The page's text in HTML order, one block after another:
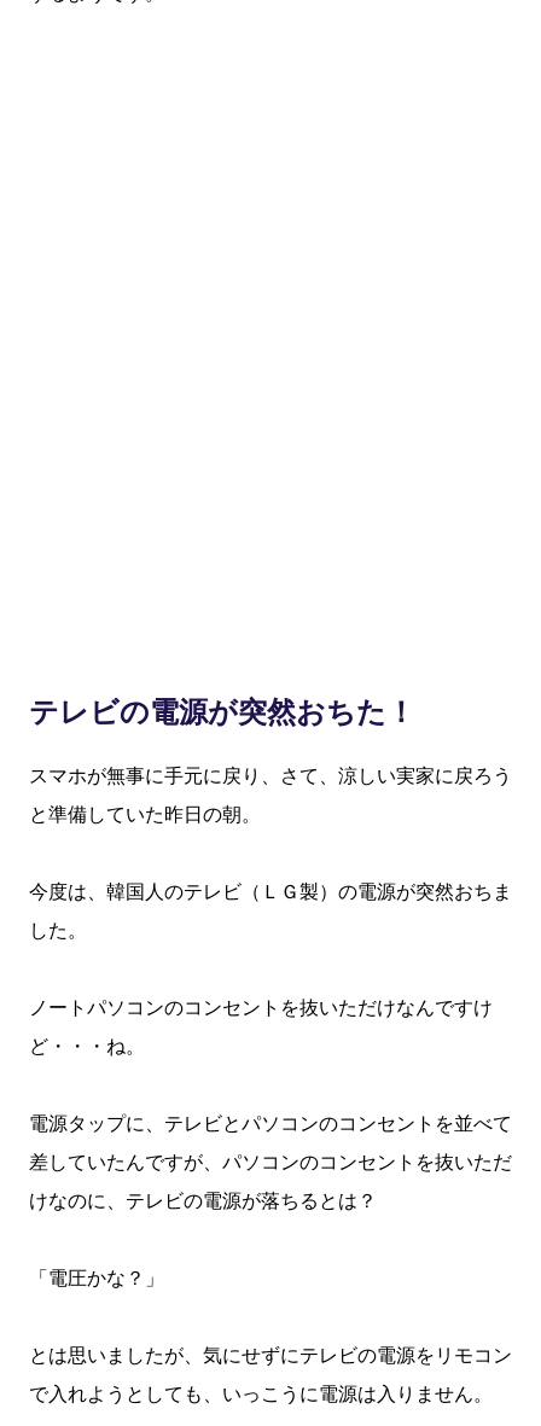
テレビの電源が突然おちた！
スマホが無事に手元に戻り、さて、涼しい実家に戻ろう
と準備していた昨日の朝。
今度は、韓国人のテレビ（ＬＧ製）の電源が突然おちま
した。
ノートパソコンのコンセントを抜いただけなんですけ
ど・・・ね。
電源タップに、テレビとパソコンのコンセントを並べて
差していたんですが、パソコンのコンセントを抜いただ
けなのに、テレビの電源が落ちるとは？
「電圧かな？」
とは思いましたが、気にせずにテレビの電源をリモコン
で入れようとしても、いっこうに電源は入りません。